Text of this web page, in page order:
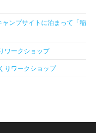
ャンプサイトに泊まって「稲
ワークショップ
りワークショップ